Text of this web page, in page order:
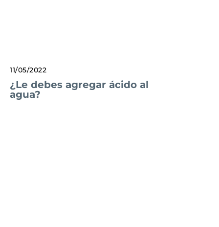
11/05/2022
¿Le debes agregar ácido al
agua?